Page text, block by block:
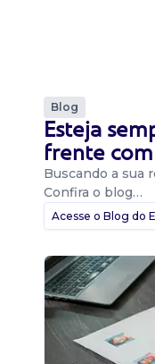
Blog
Esteja
frente
Buscando a sua
Confira o blog…
Acesse o Blog do